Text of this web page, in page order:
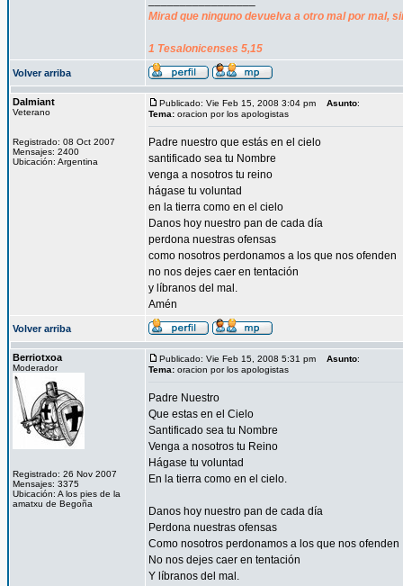
Mirad que ninguno devuelva a otro mal por mal,
1 Tesalonicenses 5,15
Volver arriba
Dalmiant
Veterano
Registrado: 08 Oct 2007
Mensajes: 2400
Ubicación: Argentina
Publicado: Vie Feb 15, 2008 3:04 pm Asunto:
Tema: oracion por los apologistas
Padre nuestro que estás en el cielo
santificado sea tu Nombre
venga a nosotros tu reino
hágase tu voluntad
en la tierra como en el cielo
Danos hoy nuestro pan de cada día
perdona nuestras ofensas
como nosotros perdonamos a los que nos ofenden
no nos dejes caer en tentación
y líbranos del mal.
Amén
Volver arriba
Berriotxoa
Moderador
Registrado: 26 Nov 2007
Mensajes: 3375
Ubicación: A los pies de la
amatxu de Begoña
Publicado: Vie Feb 15, 2008 5:31 pm Asunto:
Tema: oracion por los apologistas
Padre Nuestro
Que estas en el Cielo
Santificado sea tu Nombre
Venga a nosotros tu Reino
Hágase tu voluntad
En la tierra como en el cielo.
Danos hoy nuestro pan de cada día
Perdona nuestras ofensas
Como nosotros perdonamos a los que nos ofenden
No nos dejes caer en tentación
Y líbranos del mal.